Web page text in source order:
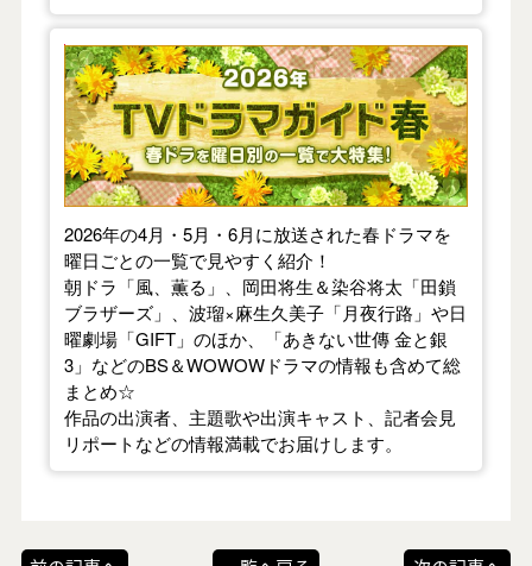
【2026年春】TVドラマガイド
2026年の4月・5月・6月に放送された春ドラマを
曜日ごとの一覧で見やすく紹介！
朝ドラ「風、薫る」、岡田将生＆染谷将太「田鎖
ブラザーズ」、波瑠×麻生久美子「月夜行路」や日
曜劇場「GIFT」のほか、「あきない世傳 金と銀
3」などのBS＆WOWOWドラマの情報も含めて総
まとめ☆
作品の出演者、主題歌や出演キャスト、記者会見
リポートなどの情報満載でお届けします。